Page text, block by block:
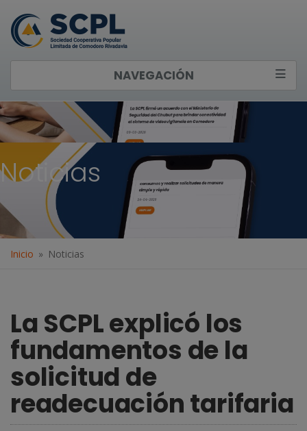
NAVEGACIÓN
Noticias
Inicio Noticias
La SCPL explicó los
fundamentos de la
solicitud de
readecuación tarifaria